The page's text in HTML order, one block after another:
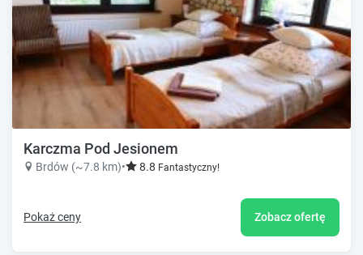
Karczma Pod Jesionem
Brdów (~7.8 km)• 8.8 Fantastyczny!
Pokaż ceny Zobacz ofertę